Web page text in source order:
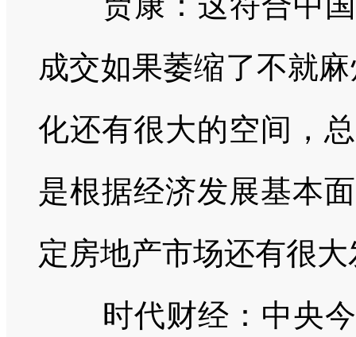
成交如果萎缩了不就
化还有很大的空间，
是根据经济发展基本
定房地产市场还有很
时代财经：中央